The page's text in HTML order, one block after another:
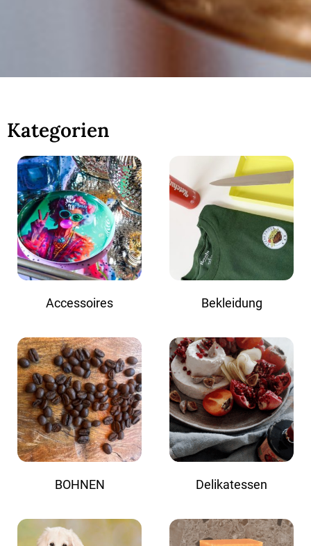
Kategorien
Accessoires Bekleidung
BOHNEN Delikatessen